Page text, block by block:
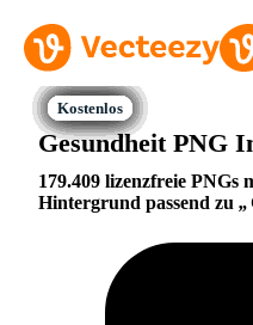
Gesundheit PNG
179.409 lizenzfreie PNGs
Hintergrund passend zu